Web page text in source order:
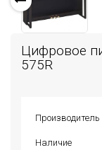
Цифровое
575R
Производитель
Наличие